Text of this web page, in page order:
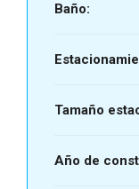
Baño:
Tamaño
Año de